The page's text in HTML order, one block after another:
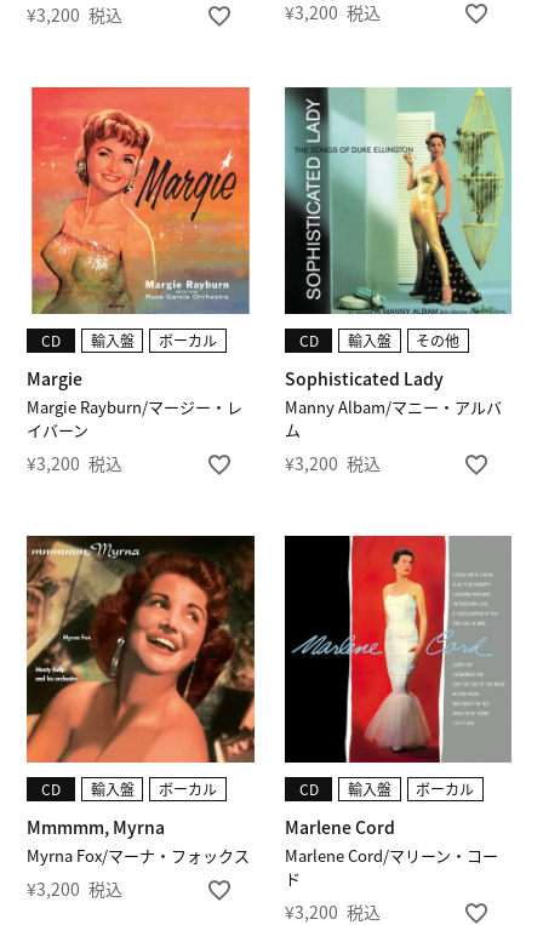
¥3,200 税込 ¥3,200 税込
Margie Rayburn/マージー・レ
イバーン
Margie
CD 輸入盤 ボーカル
¥3,200 税込
Manny Albam/マニー・アルバ
ム
Sophisticated Lady
CD 輸入盤 その他
¥3,200 税込
Myrna Fox/マーナ・フォックス
Mmmmm, Myrna
CD 輸入盤 ボーカル
¥3,200 税込
Marlene Cord/マリーン・コー
ド
Marlene Cord
CD 輸入盤 ボーカル
¥3,200 税込